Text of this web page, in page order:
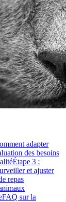
adapter
des besoins
Étape 3 :
et ajuster
repas
FAQ sur la